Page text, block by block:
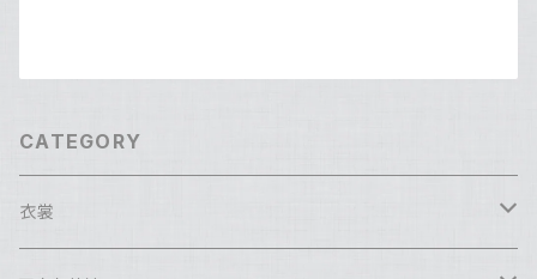
CATEGORY
衣裳